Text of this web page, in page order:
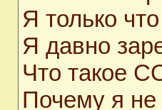
Я только
Я давно
Что такое
Почему я не